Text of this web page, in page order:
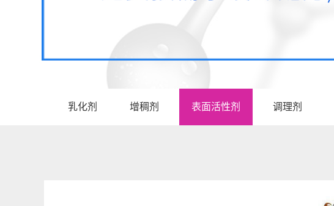
乳化剂 增稠剂 表面活性剂 调理剂